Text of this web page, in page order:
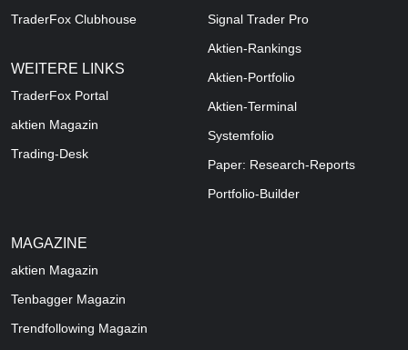
TraderFox Clubhouse
WEITERE LINKS
TraderFox Portal
aktien Magazin
Trading-Desk
Signal Trader Pro
Aktien-Rankings
Aktien-Portfolio
Aktien-Terminal
Systemfolio
Paper: Research-Reports
Portfolio-Builder
MAGAZINE
aktien Magazin
Tenbagger Magazin
Trendfollowing Magazin